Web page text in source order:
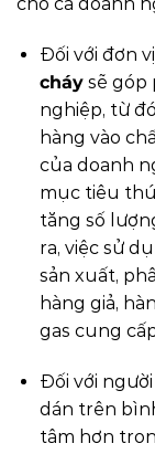
cho cả doanh
Đối với đơn
cháysẽ góp
nghiệp, từ
hàng vào
của doanh
mục tiêu
tăng số
ra, việc sử
sản xuất,
hàng giả,
gas cung
Đối với
dán trên
tâm hơn